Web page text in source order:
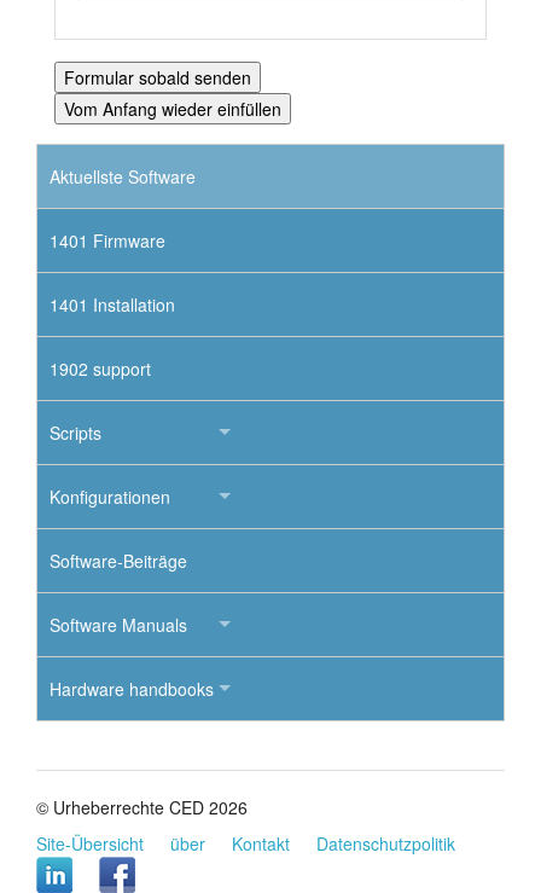
Aktuellste Software
1401 Firmware
1401 Installation
1902 support
Scripts
Konfigurationen
Software-Beiträge
Software Manuals
Hardware handbooks
© Urheberrechte CED 2026
Site-Übersicht
über Kontakt Datenschutzpolitik